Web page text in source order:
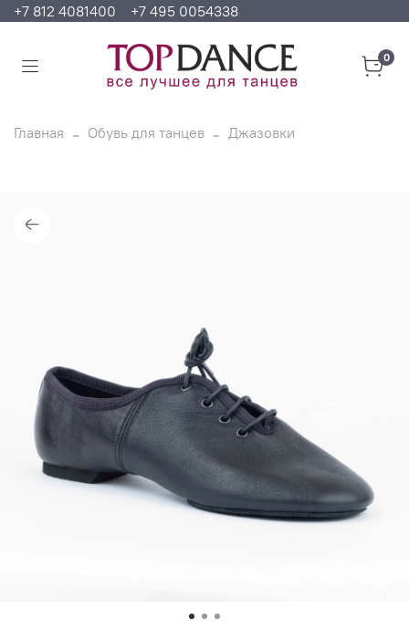
+7 812 4081400 +7 495 0054338
0
Главная Обувь для танцев Джазовки